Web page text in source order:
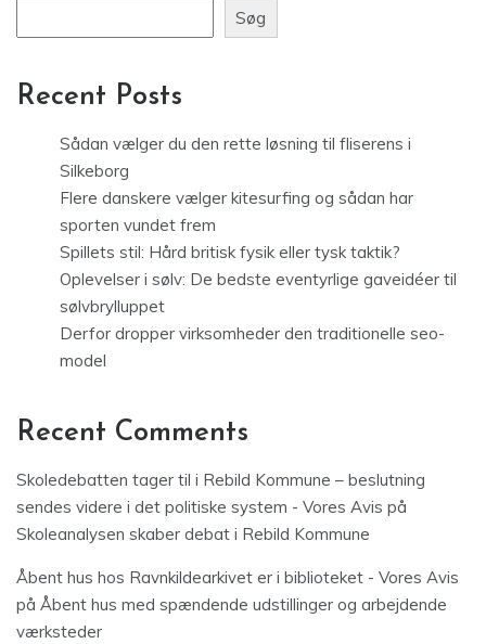
Søg
Recent Posts
Sådan vælger du den rette løsning til fliserens i
Silkeborg
Flere danskere vælger kitesurfing og sådan har
sporten vundet frem
Spillets stil: Hård britisk fysik eller tysk taktik?
Oplevelser i sølv: De bedste eventyrlige gaveidéer til
sølvbrylluppet
Derfor dropper virksomheder den traditionelle seo-
model
Recent Comments
Skoledebatten tager til i Rebild Kommune – beslutning
sendes videre i det politiske system - Vores Avis på
Skoleanalysen skaber debat i Rebild Kommune
Åbent hus hos Ravnkildearkivet er i biblioteket - Vores Avis
på Åbent hus med spændende udstillinger og arbejdende
værksteder